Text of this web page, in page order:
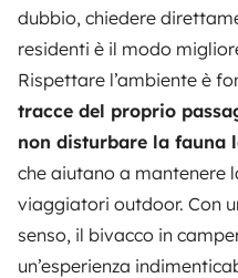
dubbio, chiedere
residenti è il modo
Rispettare l’ambiente è
tracce del proprio
non disturbare la fauna
che aiutano a mantenere
viaggiatori outdoor. Con
senso, il bivacco in
un’esperienza